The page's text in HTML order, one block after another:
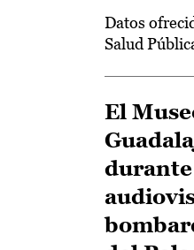
Datos
Salud
El
durante